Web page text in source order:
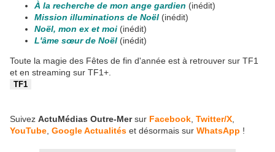
À la recherche de mon ange gardien (inédit)
Mission illuminations de Noël (inédit)
Noël, mon ex et moi (inédit)
L'âme sœur de Noël (inédit)
Toute la magie des Fêtes de fin d'année est à retrouver sur TF1
et en streaming sur TF1+.
TF1
Suivez ActuMédias Outre-Mersur Facebook Twitter/X
YouTube Google Actualités et désormais sur WhatsApp !